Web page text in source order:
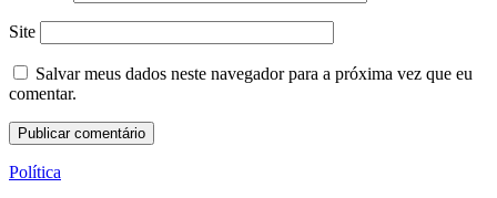
Site
Salvar meus dados neste navegador para a próxima vez que eu
comentar.
Política